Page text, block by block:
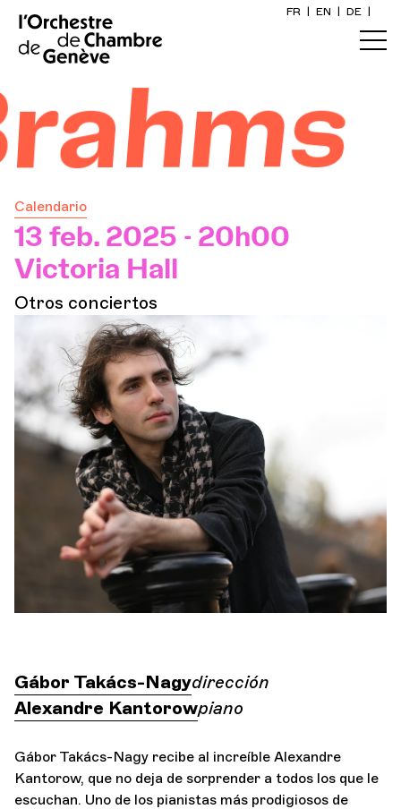
FR EN DE
Calendario
13 feb. 2025 - 20h00
Victoria Hall
Otros conciertos
Gábor Takács-Nagydirección
Alexandre Kantorowpiano
Gábor Takács-Nagy recibe al increíble Alexandre
Kantorow, que no deja de sorprender a todos los que le
escuchan. Uno de los pianistas más prodigiosos de
Inicio
Calendario
Explore
Participación cultural
LA OCG
Espacio Pro
Iniciar sesión